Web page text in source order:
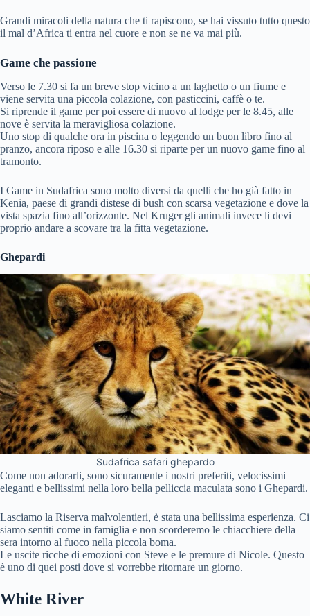
Grandi miracoli della natura che ti rapiscono, se hai vissuto tutto questo
il mal d’Africa ti entra nel cuore e non se ne va mai più.
Game che passione
Verso le 7.30 si fa un breve stop vicino a un laghetto o un fiume e
viene servita una piccola colazione, con pasticcini, caffè o te.
Si riprende il game per poi essere di nuovo al lodge per le 8.45, alle
nove è servita la meravigliosa colazione.
Uno stop di qualche ora in piscina o leggendo un buon libro fino al
pranzo, ancora riposo e alle 16.30 si riparte per un nuovo game fino al
tramonto.
I Game in Sudafrica sono molto diversi da quelli che ho già fatto in
Kenia, paese di grandi distese di bush con scarsa vegetazione e dove la
vista spazia fino all’orizzonte. Nel Kruger gli animali invece li devi
proprio andare a scovare tra la fitta vegetazione.
Ghepardi
Sudafrica safari ghepardo
Come non adorarli, sono sicuramente i nostri preferiti, velocissimi
eleganti e bellissimi nella loro bella pelliccia maculata sono i Ghepardi.
Lasciamo la Riserva malvolentieri, è stata una bellissima esperienza. Ci
siamo sentiti come in famiglia e non scorderemo le chiacchiere della
sera intorno al fuoco nella piccola boma.
Le uscite ricche di emozioni con Steve e le premure di Nicole. Questo
è uno di quei posti dove si vorrebbe ritornare un giorno.
White River